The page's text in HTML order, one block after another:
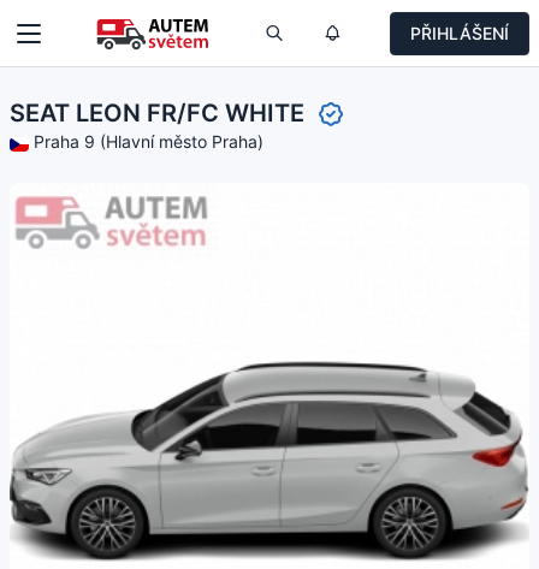
PŘIHLÁŠENÍ
SEAT LEON FR/FC WHITE
Praha 9 (Hlavní město Praha)